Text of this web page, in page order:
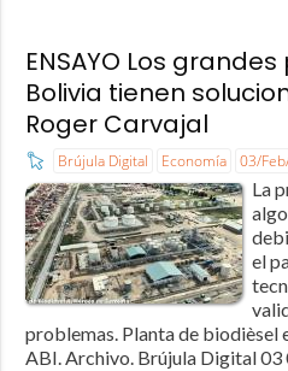
ENSAYO Los
Bolivia tienen
Roger Carvajal
Brújula Digital Economía 03/
La
el
problemas. Planta de biodièsel
ABI. Archivo. Brújula Digital 03